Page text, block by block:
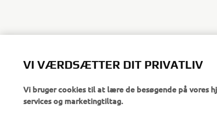
VI VÆRDSÆTTER DIT PRIVATLIV
Vi bruger cookies til at lære de besøgende på vores
services og marketingtiltag.